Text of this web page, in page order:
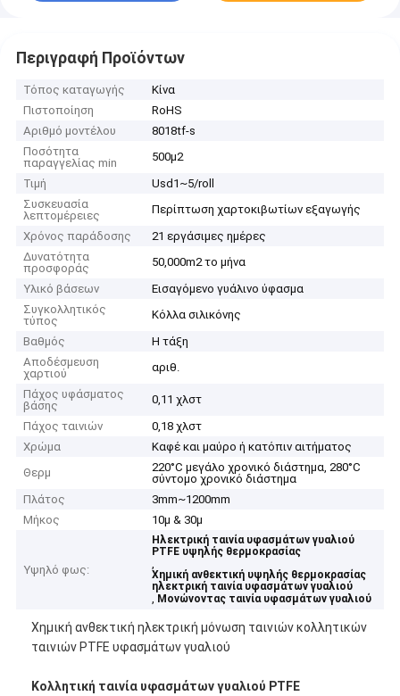
Περιγραφή Προϊόντων
Τόπος καταγωγής
Κίνα
Πιστοποίηση
RoHS
Αριθμό μοντέλου
8018tf-s
Ποσότητα
παραγγελίας min
500μ2
Τιμή
Usd1~5/roll
Συσκευασία
λεπτομέρειες
Περίπτωση χαρτοκιβωτίων εξαγωγής
Χρόνος παράδοσης
21 εργάσιμες ημέρες
Δυνατότητα
προσφοράς
50,000m2 το μήνα
Υλικό βάσεων
Εισαγόμενο γυάλινο ύφασμα
Συγκολλητικός
τύπος
Κόλλα σιλικόνης
Βαθμός
Η τάξη
Αποδέσμευση
χαρτιού
αριθ.
Πάχος υφάσματος
βάσης
0,11 χλστ
Πάχος ταινιών
0,18 χλστ
Χρώμα
Καφέ και μαύρο ή κατόπιν αιτήματος
Θερμ
220°C μεγάλο χρονικό διάστημα, 280°C
σύντομο χρονικό διάστημα
Πλάτος
3mm~1200mm
Μήκος
10μ & 30μ
Υψηλό φως:
Ηλεκτρική ταινία υφασμάτων γυαλιού
PTFE υψηλής θερμοκρασίας
,
Χημική ανθεκτική υψηλής θερμοκρασίας
ηλεκτρική ταινία υφασμάτων γυαλιού
, Μονώνοντας ταινία υφασμάτων γυαλιού
Χημική ανθεκτική ηλεκτρική μόνωση ταινιών κολλητικών
ταινιών PTFE υφασμάτων γυαλιού
Κολλητική ταινία υφασμάτων γυαλιού PTFE